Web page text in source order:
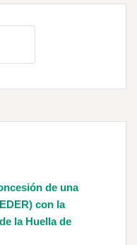
de una
con la
la Huella de